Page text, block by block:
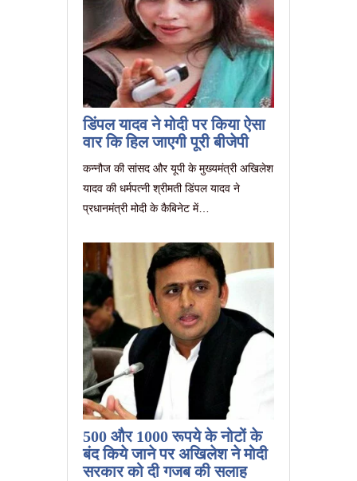
डिंपल यादव ने मोदी पर किया ऐसा
वार कि हिल जाएगी पूरी बीजेपी
कन्नौज की सांसद और यूपी के मुख्यमंत्री अखिलेश
यादव की धर्मपत्नी श्रीमती डिंपल यादव ने
प्रधानमंत्री मोदी के कैबिनेट में…
500 और 1000 रूपये के नोटों के
बंद किये जाने पर अखिलेश ने मोदी
सरकार को दी गजब की सलाह